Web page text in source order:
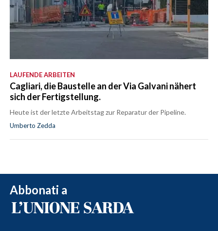
LAUFENDE ARBEITEN
Cagliari, die Baustelle an der Via Galvani nähert
sich der Fertigstellung.
Heute ist der letzte Arbeitstag zur Reparatur der Pipeline.
Umberto Zedda
Abbonati a